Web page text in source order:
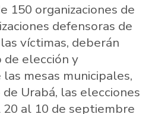
150 organizaciones de
defensoras de
víctimas, deberán
elección y
mesas municipales,
Urabá, las elecciones
20 al 10 de septiembre